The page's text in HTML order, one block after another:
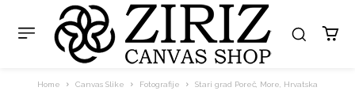
Home Canvas Slike Fotografije Stari grad Poreč, More, Hrvatska